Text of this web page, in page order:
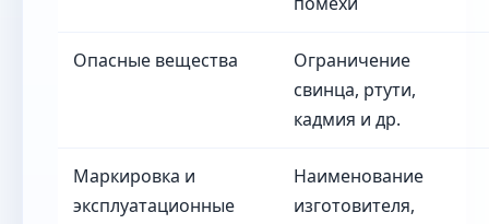
Опасные вещества
Ограничение
свинца, ртути,
кадмия и др.
Маркировка и
эксплуатационные
Наименование
изготовителя,